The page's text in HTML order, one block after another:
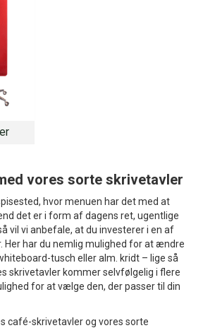
vores sorte skrivetavler
hvor menuen har det med at
det er i form af dagens ret, ugentlige
vil vi anbefale, at du investerer i en af
Her har du nemlig mulighed for at ændre
tusch eller alm. kridt – lige så
skrivetavler kommer selvfølgelig i flere
for at vælge den, der passer til din
café-skrivetavler og vores sorte